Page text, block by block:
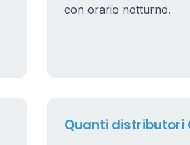
con orario notturno.
Quanti distributori